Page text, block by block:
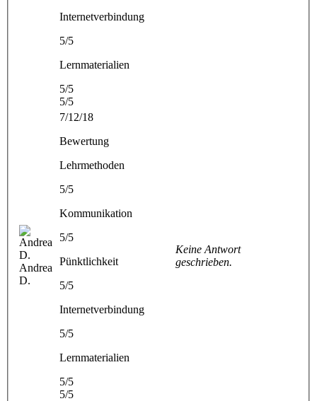
Internetverbindung
5/5
Lernmaterialien
5/5
5/5
Andrea
D.
7/12/18
Bewertung
Lehrmethoden
5/5
Kommunikation
5/5
Pünktlichkeit
5/5
Internetverbindung
5/5
Lernmaterialien
5/5
5/5
Keine Antwort
geschrieben.